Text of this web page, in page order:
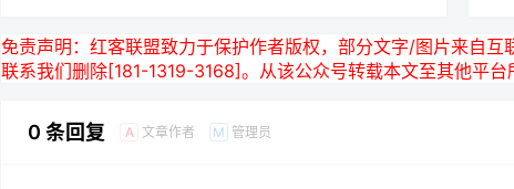
免责声明： 红客联盟致力于保护作者版权，部分文字/图片来自
联系我们删除[181-1319-3168]。从该公众号转载本文至其他平
0 条回复 A 文章作者 M 管理员